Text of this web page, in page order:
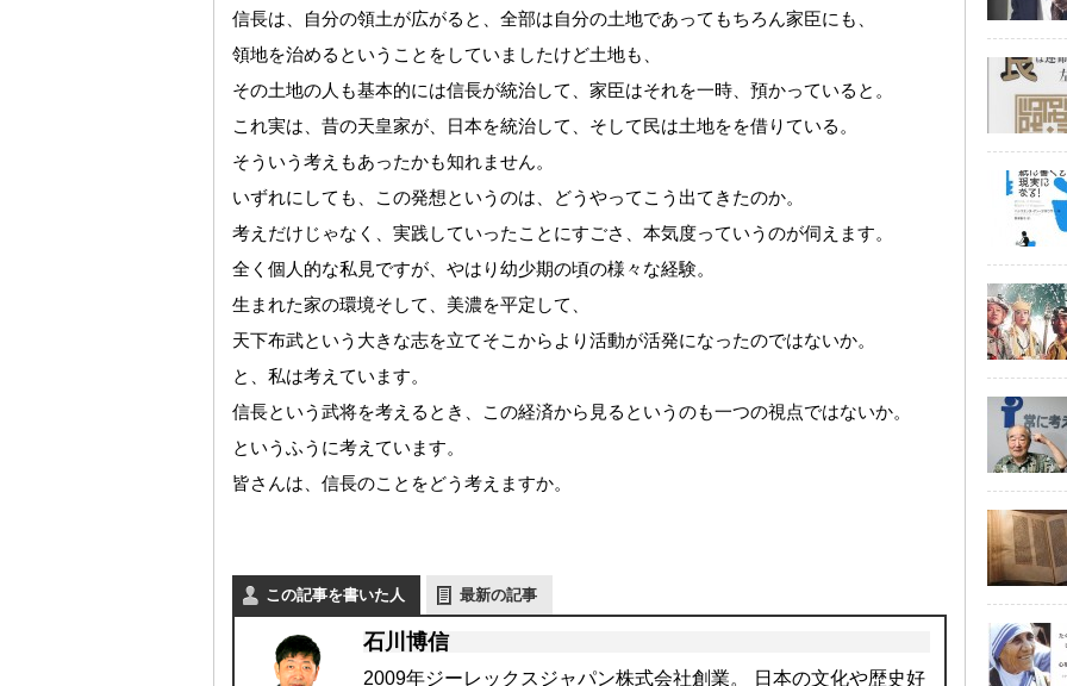
信長は、自分の領土が広がると、全部は自分の土地であってもちろん家臣にも、
領地を治めるということをしていましたけど土地も、
その土地の人も基本的には信長が統治して、家臣はそれを一時、預かっていると。
これ実は、昔の天皇家が、日本を統治して、そして民は土地をを借りている。
そういう考えもあったかも知れません。
いずれにしても、この発想というのは、どうやってこう出てきたのか。
考えだけじゃなく、実践していったことにすごさ、本気度っていうのが伺えます。
全く個人的な私見ですが、やはり幼少期の頃の様々な経験。
生まれた家の環境そして、美濃を平定して、
天下布武という大きな志を立てそこからより活動が活発になったのではないか。
と、私は考えています。
信長という武将を考えるとき、この経済から見るというのも一つの視点ではないか。
というふうに考えています。
皆さんは、信長のことをどう考えますか。
この記事を書いた人 最新の記事
石川博信
2009年ジーレックスジャパン株式会社創業。 日本の文化や歴史好